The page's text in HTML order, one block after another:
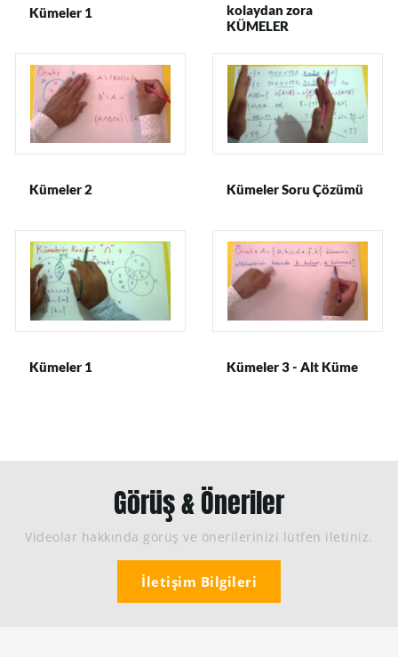
Kümeler 1
kolaydan zora
KÜMELER
Kümeler 2 Kümeler Soru Çözümü
Kümeler 1 Kümeler 3 - Alt Küme
Görüş & Öneriler
Videolar hakkında görüş ve önerilerinizi lütfen iletiniz.
İletişim Bilgileri